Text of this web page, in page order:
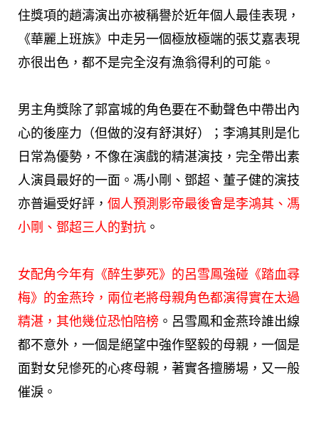
住獎項的趙濤演出亦被稱譽於近年個人最佳表現，
《華麗上班族》中走另一個極放極端的張艾嘉表現
亦很出色，都不是完全沒有漁翁得利的可能。
男主角獎除了郭富城的角色要在不動聲色中帶出內
心的後座力（但做的沒有舒淇好）；李鴻其則是化
日常為優勢，不像在演戲的精湛演技，完全帶出素
人演員最好的一面。馮小剛、鄧超、董子健的演技
亦普遍受好評， 個人預測影帝最後會是李鴻其、馮
小剛、鄧超三人的對抗 。
女配角今年有《醉生夢死》的呂雪鳳強碰《踏血尋
梅》的金燕玲，兩位老將母親角色都演得實在太過
精湛，其他幾位恐怕陪榜 。呂雪鳳和金燕玲誰出線
都不意外，一個是絕望中強作堅毅的母親，一個是
面對女兒慘死的心疼母親，著實各擅勝場，又一般
催淚。